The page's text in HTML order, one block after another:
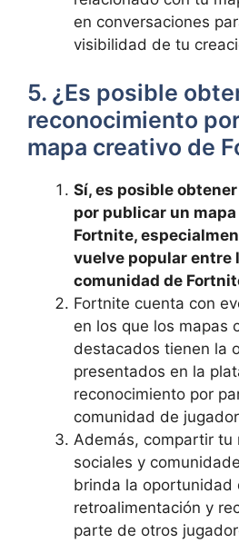
en conversaciones
visibilidad de tu
5. ¿Es posible
reconocimiento
mapa creativo de
Sí, es posible
por publicar un
Fortnite,
vuelve popular entre
comunidad de
Fortnite cuenta con
en los que los mapas
destacados tienen la
presentados en la
reconocimiento por
comunidad de
Además, compartir tu
sociales y
brinda la oportunidad
retroalimentación y
parte de otros